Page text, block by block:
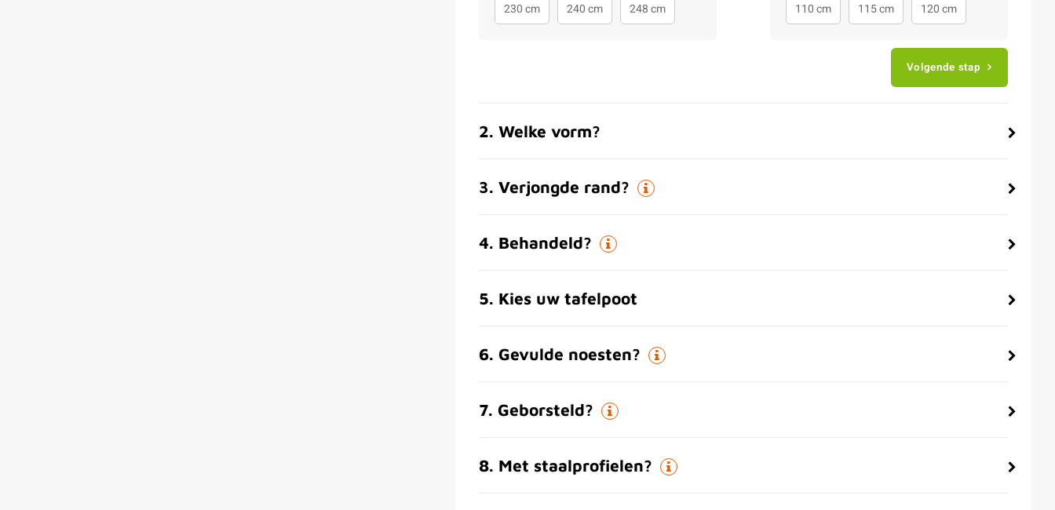
230 cm 240 cm 248 cm 110 cm 115 cm 120 cm
Volgende stap
2. Welke vorm?
3. Verjongde rand?
4. Behandeld?
5. Kies uw tafelpoot
6. Gevulde noesten?
7. Geborsteld?
8. Met staalprofielen?